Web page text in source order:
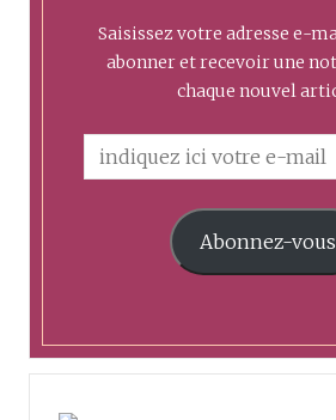
Saisissez votre adresse e-
abonner et recevoir une
chaque nouvel
Abonnez-vous